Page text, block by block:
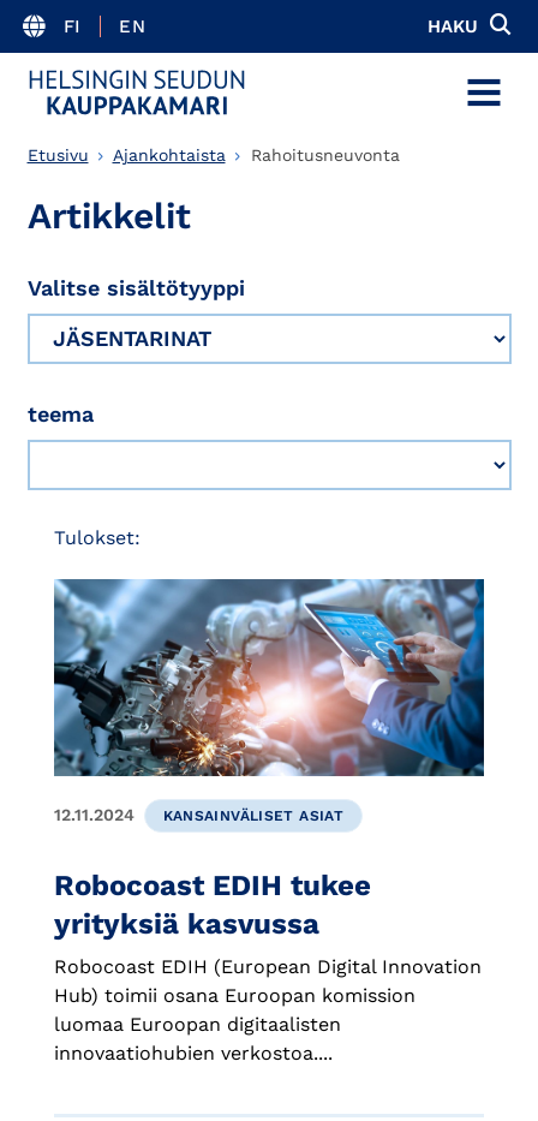
FI EN HAKU
MENU
Etusivu Ajankohtaista Rahoitusneuvonta
Artikkelit
Valitse sisältötyyppi
teema
Tulokset:
12.11.2024 KANSAINVÄLISET ASIAT
Robocoast EDIH tukee
yrityksiä kasvussa
Robocoast EDIH (European Digital Innovation
Hub) toimii osana Euroopan komission
luomaa Euroopan digitaalisten
innovaatiohubien verkostoa....